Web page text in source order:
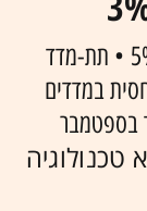
מדדי הייחוס איבדו בחודש שעבר יותר מ-5% • תת-מדד
יציבות יחסית במדדים
בספטמבר